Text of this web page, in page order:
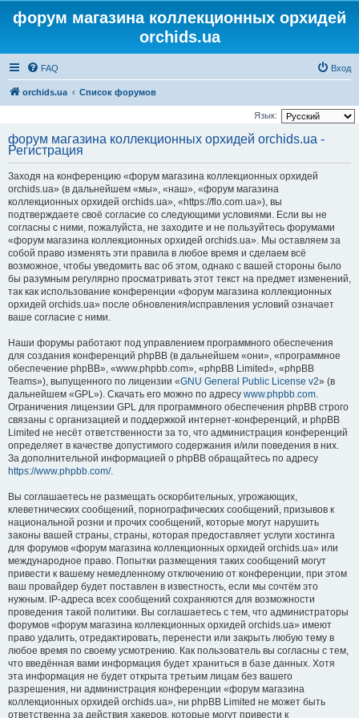
форум магазина коллекционных орхидей
orchids.ua
FAQ Вход
orchids.ua Список форумов
Язык:
форум магазина коллекционных орхидей orchids.ua -
Регистрация
Заходя на конференцию «форум магазина коллекционных орхидей
orchids.ua» (в дальнейшем «мы», «наш», «форум магазина
коллекционных орхидей orchids.ua», «https://flo.com.ua»), вы
подтверждаете своё согласие со следующими условиями. Если вы не
согласны с ними, пожалуйста, не заходите и не пользуйтесь форумами
«форум магазина коллекционных орхидей orchids.ua». Мы оставляем за
собой право изменять эти правила в любое время и сделаем всё
возможное, чтобы уведомить вас об этом, однако с вашей стороны было
бы разумным регулярно просматривать этот текст на предмет изменений,
так как использование конференции «форум магазина коллекционных
орхидей orchids.ua» после обновления/исправления условий означает
ваше согласие с ними.
Наши форумы работают под управлением программного обеспечения
для создания конференций phpBB (в дальнейшем «они», «программное
обеспечение phpBB», «www.phpbb.com», «phpBB Limited», «phpBB
Teams»), выпущенного по лицензии «GNU General Public License v2» (в
дальнейшем «GPL»). Скачать его можно по адресу www.phpbb.com.
Ограничения лицензии GPL для программного обеспечения phpBB строго
связаны с организацией и поддержкой интернет-конференций, и phpBB
Limited не несёт ответственности за то, что администрация конференций
определяет в качестве допустимого содержания и/или поведения в них.
За дополнительной информацией о phpBB обращайтесь по адресу
https://www.phpbb.com/.
Вы соглашаетесь не размещать оскорбительных, угрожающих,
клеветнических сообщений, порнографических сообщений, призывов к
национальной розни и прочих сообщений, которые могут нарушить
законы вашей страны, страны, которая предоставляет услуги хостинга
для форумов «форум магазина коллекционных орхидей orchids.ua» или
международное право. Попытки размещения таких сообщений могут
привести к вашему немедленному отключению от конференции, при этом
ваш провайдер будет поставлен в известность, если мы сочтём это
нужным. IP-адреса всех сообщений сохраняются для возможности
проведения такой политики. Вы соглашаетесь с тем, что администраторы
форумов «форум магазина коллекционных орхидей orchids.ua» имеют
право удалить, отредактировать, перенести или закрыть любую тему в
любое время по своему усмотрению. Как пользователь вы согласны с тем,
что введённая вами информация будет храниться в базе данных. Хотя
эта информация не будет открыта третьим лицам без вашего
разрешения, ни администрация конференции «форум магазина
коллекционных орхидей orchids.ua», ни phpBB Limited не может быть
ответственна за действия хакеров, которые могут привести к